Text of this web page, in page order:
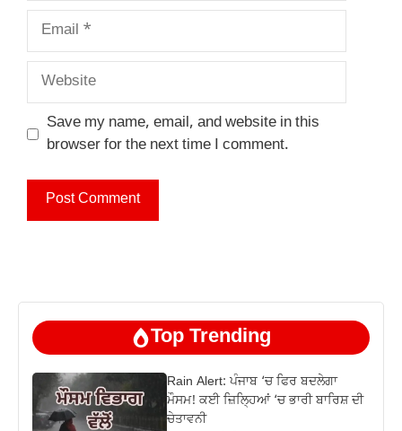
Email
Website
Save my name, email, and website in this
browser for the next time I comment.
Top Trending
Rain Alert: ਪੰਜਾਬ ‘ਚ ਫਿਰ ਬਦਲੇਗਾ
ਮੌਸਮ! ਕਈ ਜ਼ਿਲ੍ਹਿਆਂ ‘ਚ ਭਾਰੀ ਬਾਰਿਸ਼ ਦੀ
ਚੇਤਾਵਨੀ